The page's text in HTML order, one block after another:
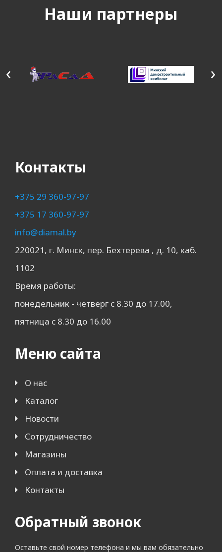
Наши партнеры
‹ ›
Контакты
+375 29 360-97-97
+375 17 360-97-97
info@diamal.by
220021, г. Минск, пер. Бехтерева , д. 10, каб.
1102
Время работы:
понедельник - четверг с 8.30 до 17.00,
пятница с 8.30 до 16.00
Меню сайта
О нас
Каталог
Новости
Сотрудничество
Магазины
Оплата и доставка
Контакты
Обратный звонок
Оставьте свой номер телефона и мы вам обязательно